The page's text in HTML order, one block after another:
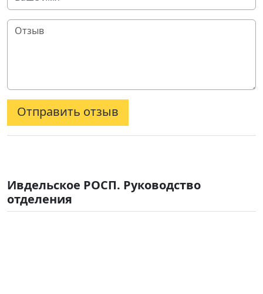
Отправить отзыв
Ивдельское РОСП. Руководство
отделения